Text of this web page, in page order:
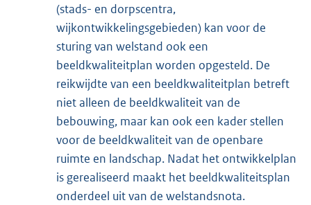
(stads- en dorpscentra,
wijkontwikkelingsgebieden) kan voor de
sturing van welstand ook een
beeldkwaliteitplan worden opgesteld. De
reikwijdte van een beeldkwaliteitplan betreft
niet alleen de beeldkwaliteit van de
bebouwing, maar kan ook een kader stellen
voor de beeldkwaliteit van de openbare
ruimte en landschap. Nadat het ontwikkelplan
is gerealiseerd maakt het beeldkwaliteitsplan
onderdeel uit van de welstandsnota.